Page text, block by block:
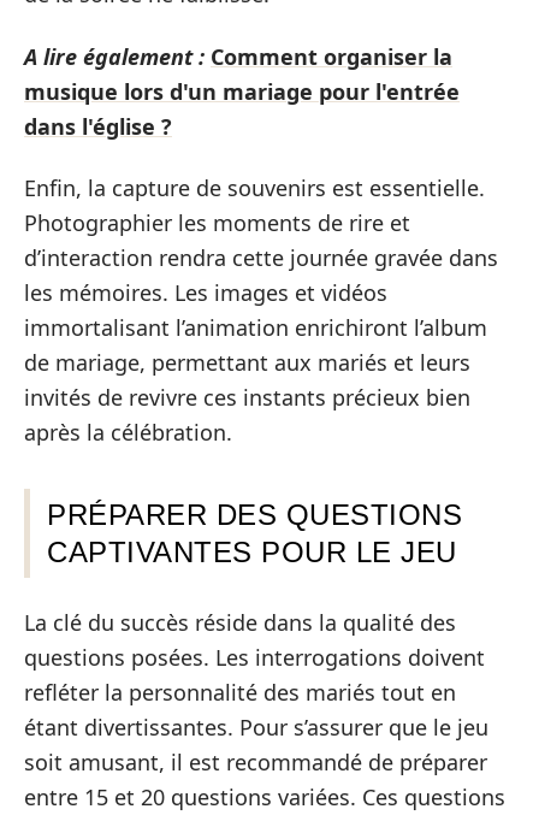
A lire également : Comment organiser la
musique lors d'un mariage pour l'entrée
dans l'église ?
Enfin, la capture de souvenirs est essentielle.
Photographier les moments de rire et
d’interaction rendra cette journée gravée dans
les mémoires. Les images et vidéos
immortalisant l’animation enrichiront l’album
de mariage, permettant aux mariés et leurs
invités de revivre ces instants précieux bien
après la célébration.
PRÉPARER DES QUESTIONS
CAPTIVANTES POUR LE JEU
La clé du succès réside dans la qualité des
questions posées. Les interrogations doivent
refléter la personnalité des mariés tout en
étant divertissantes. Pour s’assurer que le jeu
soit amusant, il est recommandé de préparer
entre 15 et 20 questions variées. Ces questions